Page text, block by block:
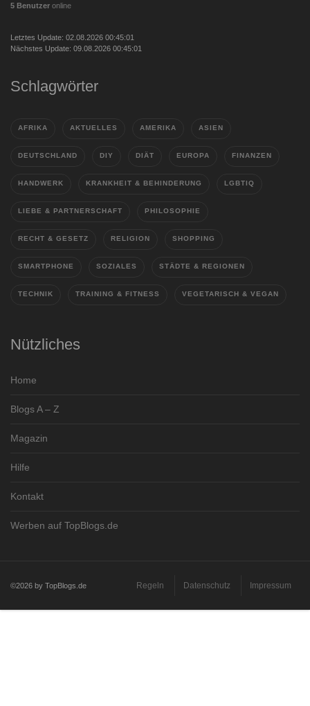
5 Benutzer online
Letztes Update: 02.08.2026 00:45:01
Nächstes Update: 09.08.2026 00:45:01
Schlagwörter
AFRIKA AKTUELLES AMERIKA ASIEN
DEUTSCHLAND DIY DIÄT EUROPA FINANZEN
HANDWERK KRANKHEIT & BEHINDERUNG LGBTIQ
LIEBE & PARTNERSCHAFT PHILOSOPHIE
RECHT & GESETZ RELIGION SHOPPING
SMARTPHONE SOZIALES STÄDTE & REGIONEN
TECHNIK TRAINING & FITNESS VEGETARISCH & VEGAN
Nützliches
Home
Blogs A – Z
Magazin
Hilfe
Kontakt
Werben auf TopBlogs.de
©2026 by TopBlogs.de Regeln Datenschutz Impressum